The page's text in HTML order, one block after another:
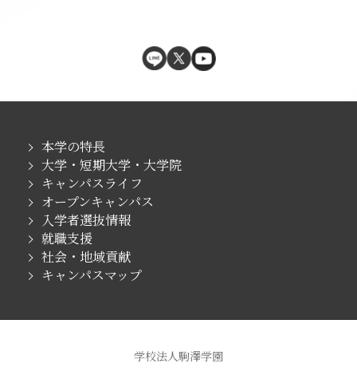
本学の特長
大学・短期大学・大学院
キャンパスライフ
オープンキャンパス
入学者選抜情報
就職支援
社会・地域貢献
キャンパスマップ
学校法人駒澤学園